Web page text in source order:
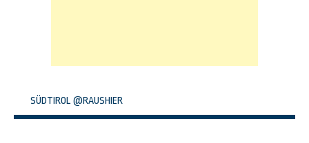
SÜDTIROL @RAUSHIER